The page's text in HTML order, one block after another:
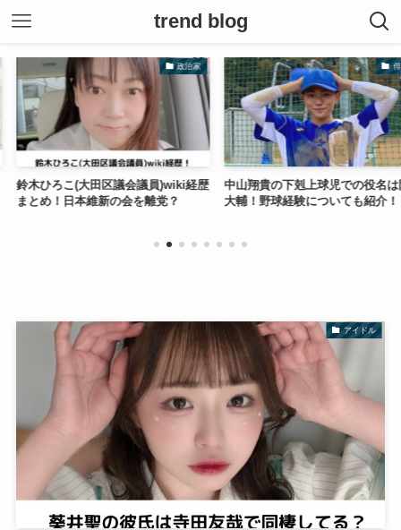
trend blog
政治家
会議員)wiki経歴
を離党？
俳優
中山翔貴の下剋上球児での役名は阪
大輔！野球経験についても紹介！
【顔画像】稲田
リンピックにも
アイドル